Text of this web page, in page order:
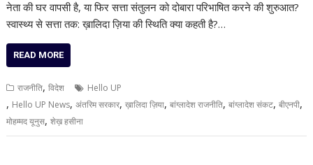
नेता की घर वापसी है, या फिर सत्ता संतुलन को दोबारा परिभाषित करने की शुरुआत?
स्वास्थ्य से सत्ता तक: ख़ालिदा ज़िया की स्थिति क्या कहती है?…
READ MORE
राजनीति,विदेश Hello UP
, Hello UP News,अंतरिम सरकार,ख़ालिदा ज़िया,बांग्लादेश राजनीति,बांग्लादेश संकट,बीएनपी,
मोहम्मद यूनुस,शेख़ हसीना